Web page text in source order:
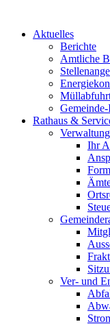
Aktuelles
Berichte
Amtliche
Rathaus &
Verwaltung
Ihr
Ver- und